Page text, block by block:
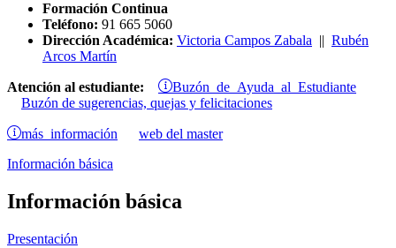
Formación Continua
Teléfono: 91 665 5060
Dirección Académica: Victoria Campos Zabala || Rubén
Arcos Martín
Atención al estudiante: Buzón de Ayuda al Estudiante
Buzón de sugerencias, quejas y felicitaciones
más información
web del master
Información básica
Información básica
Presentación